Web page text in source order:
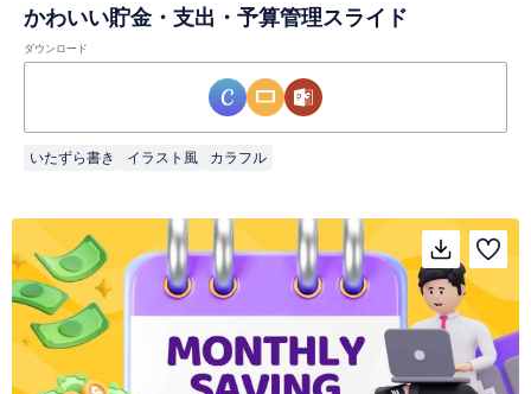
かわいい貯金・支出・予算管理スライド
ダウンロード
いたずら書き イラスト風 カラフル